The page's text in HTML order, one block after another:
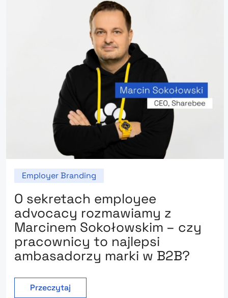
Employer Branding
O sekretach employee
advocacy rozmawiamy z
Marcinem Sokołowskim – czy
pracownicy to najlepsi
ambasadorzy marki w B2B?
Przeczytaj